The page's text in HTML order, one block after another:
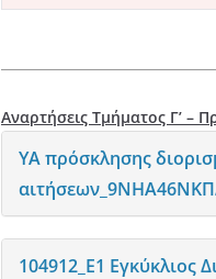
Αναρτήσεις Τμήματος Γ’ –
ΥΑ πρόσκλησης
104912_Ε1